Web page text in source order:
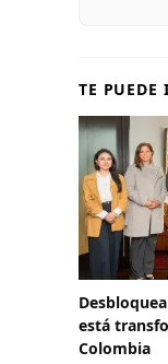
TE PUEDE
está
Colombia